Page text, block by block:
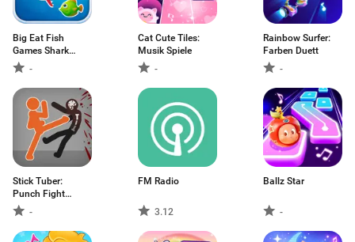
Big Eat Fish
Games Shark
Games
-
Cat Cute Tiles:
Musik Spiele
-
Rainbow Surfer:
Farben Duett
-
Stick Tuber:
Punch Fight
Dance
-
FM Radio
3.12
Ballz Star
-